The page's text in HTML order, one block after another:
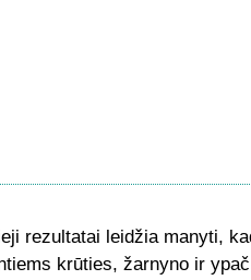
rezultatai leidžia manyti,
krūties, žarnyno ir